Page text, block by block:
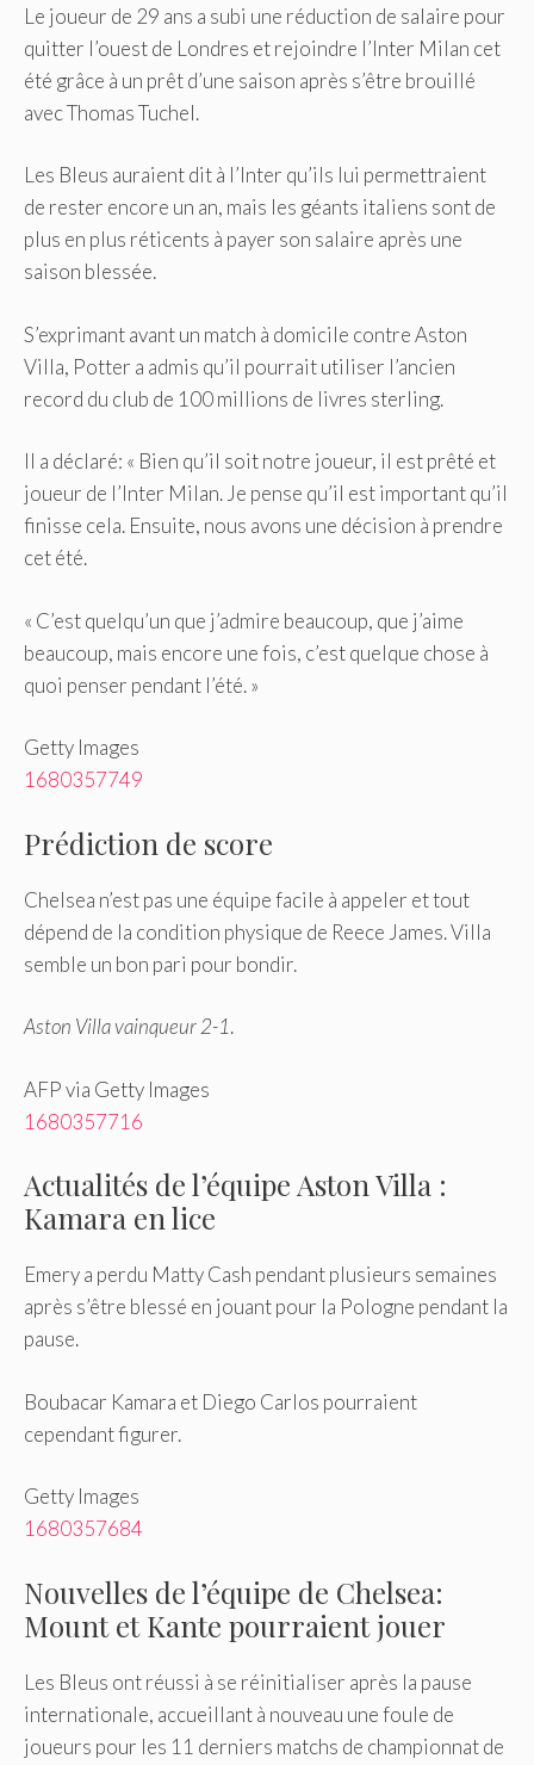
Le joueur de 29 ans a subi une réduction de salaire pour
quitter l’ouest de Londres et rejoindre l’Inter Milan cet
été grâce à un prêt d’une saison après s’être brouillé
avec Thomas Tuchel.
Les Bleus auraient dit à l’Inter qu’ils lui permettraient
de rester encore un an, mais les géants italiens sont de
plus en plus réticents à payer son salaire après une
saison blessée.
S’exprimant avant un match à domicile contre Aston
Villa, Potter a admis qu’il pourrait utiliser l’ancien
record du club de 100 millions de livres sterling.
Il a déclaré: « Bien qu’il soit notre joueur, il est prêté et
joueur de l’Inter Milan. Je pense qu’il est important qu’il
finisse cela. Ensuite, nous avons une décision à prendre
cet été.
« C’est quelqu’un que j’admire beaucoup, que j’aime
beaucoup, mais encore une fois, c’est quelque chose à
quoi penser pendant l’été. »
Getty Images
1680357749
Prédiction de score
Chelsea n’est pas une équipe facile à appeler et tout
dépend de la condition physique de Reece James. Villa
semble un bon pari pour bondir.
Aston Villa vainqueur 2-1.
AFP via Getty Images
1680357716
Actualités de l’équipe Aston Villa :
Kamara en lice
Emery a perdu Matty Cash pendant plusieurs semaines
après s’être blessé en jouant pour la Pologne pendant la
pause.
Boubacar Kamara et Diego Carlos pourraient
cependant figurer.
Getty Images
1680357684
Nouvelles de l’équipe de Chelsea:
Mount et Kante pourraient jouer
Les Bleus ont réussi à se réinitialiser après la pause
internationale, accueillant à nouveau une foule de
joueurs pour les 11 derniers matchs de championnat de